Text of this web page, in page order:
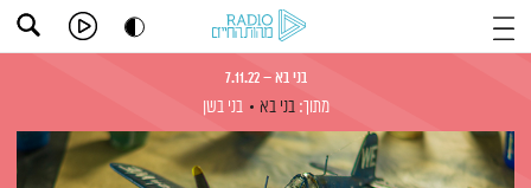
בני בא – 7.11.22
מתוך: בני בא בני בשן